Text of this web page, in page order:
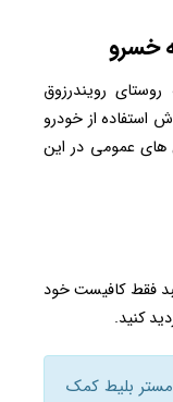
خسرو
رویندرزوق
استفاده از خودرو
عمومی در این
فقط کافیست خود
کنید.
مستر بلیط کمک